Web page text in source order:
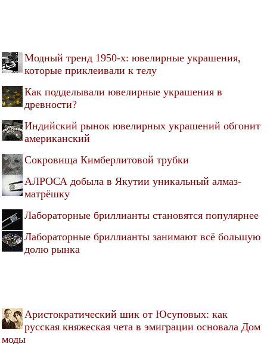
Модный тренд 1950-х: ювелирные украшения,
которые приклеивали к телу
Как подделывали ювелирные украшения в
древности?
Индийский рынок ювелирных украшений обгонит
американский
Сокровища Кимберлитовой трубки
АЛРОСА добыла в Якутии уникальный алмаз-
матрёшку
Лабораторные бриллианты становятся популярнее
Лабораторные бриллианты занимают всё большую
долю рынка
Аристократический шик от Юсуповых: как
русская княжеская чета в эмиграции основала Дом
моды